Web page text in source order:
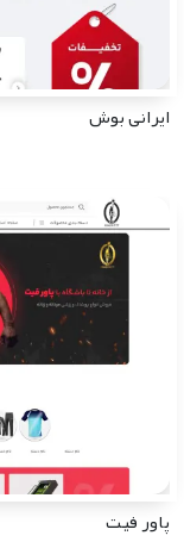
ایرانی بوش
پاور فیت